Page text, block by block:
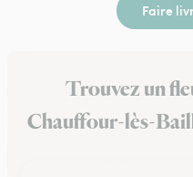
Faire
Trouvez un
Chauffour-lès-